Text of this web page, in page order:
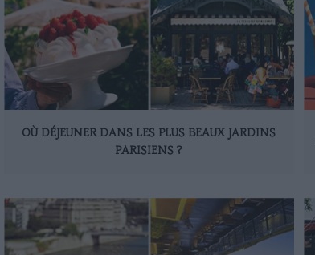
OÙ DÉJEUNER DANS LES PLUS BEAUX JARDINS
PARISIENS ?